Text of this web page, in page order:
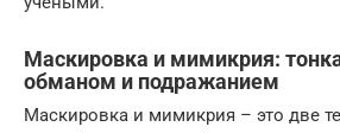
Маскировка и мимикрия:
обманом и подражанием
Маскировка и мимикрия – это две